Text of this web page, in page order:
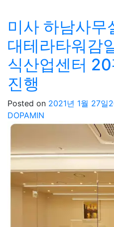
미사 하남사무
대테라타워감
식산업센터
진행
Posted on 2021년 1월 27일
DOPAMIN